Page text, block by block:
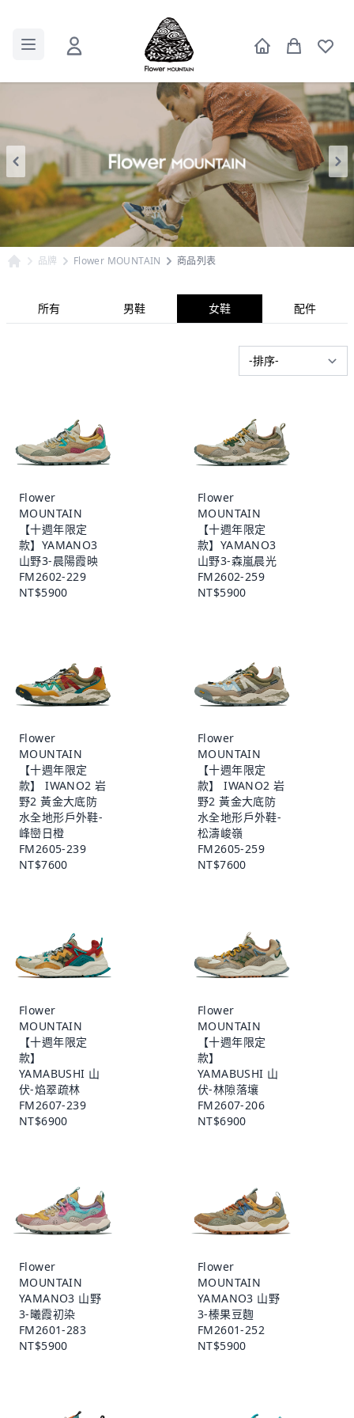
品牌 Flower MOUNTAIN 商品列表
所有 男鞋 女鞋 配件
Flower
MOUNTAIN
【十週年限定
款】YAMANO3
山野3-晨陽霞映
FM2602-229
NT$5900
Flower
MOUNTAIN
【十週年限定
款】YAMANO3
山野3-森嵐晨光
FM2602-259
NT$5900
Flower
MOUNTAIN
【十週年限定
款】 IWANO2 岩
野2 黃金大底防
水全地形戶外鞋-
峰巒日橙
FM2605-239
NT$7600
Flower
MOUNTAIN
【十週年限定
款】 IWANO2 岩
野2 黃金大底防
水全地形戶外鞋-
松濤峻嶺
FM2605-259
NT$7600
Flower
MOUNTAIN
【十週年限定
款】
YAMABUSHI 山
伏-焰翠疏林
FM2607-239
NT$6900
Flower
MOUNTAIN
【十週年限定
款】
YAMABUSHI 山
伏-林隙落壤
FM2607-206
NT$6900
Flower
MOUNTAIN
YAMANO3 山野
3-曦霞初染
FM2601-283
NT$5900
Flower
MOUNTAIN
YAMANO3 山野
3-榛果豆麴
FM2601-252
NT$5900